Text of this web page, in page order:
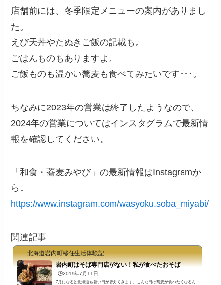
店舗前には、冬季限定メニューの案内がありまし
た。
えび天丼やたぬきご飯の記載も。
ごはんものもありますよ。
ご飯ものも温かい蕎麦も食べてみたいです･･･。
ちなみに2023年の営業は終了したようなので、
2024年の営業についてはインスタグラムで最新情
報を確認してください。
「和食・蕎麦みやび」の最新情報はInstagramか
ら↓
https://www.instagram.com/wasyoku.soba_miyabi/
関連記事
北海道岩内町移住生活体験記
岩内町はそば専門店がない！私が食べたおそば
🕒️2019年7月11日
7月になると北海道も暑い日が増えてきます。こんな日は蕎麦が食べたくなるん